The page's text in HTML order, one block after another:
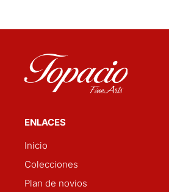
ENLACES
Inicio
Colecciones
Plan de novios